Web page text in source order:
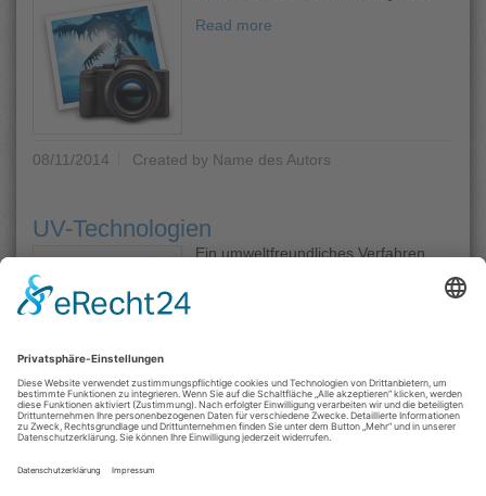
Read more
08/11/2014 Created by Name des Autors
UV-Technologien
Ein umweltfreundliches Verfahren
07/02/2013 Created by Name des Autors